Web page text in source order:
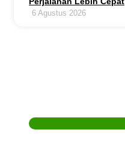
6 Agustus 2026